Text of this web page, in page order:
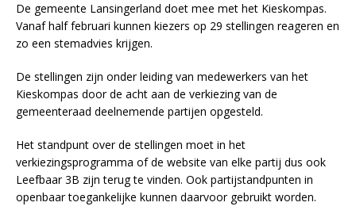
De gemeente Lansingerland doet mee met het Kieskompas.
Vanaf half februari kunnen kiezers op 29 stellingen reageren en
zo een stemadvies krijgen.
De stellingen zijn onder leiding van medewerkers van het
Kieskompas door de acht aan de verkiezing van de
gemeenteraad deelnemende partijen opgesteld.
Het standpunt over de stellingen moet in het
verkiezingsprogramma of de website van elke partij dus ook
Leefbaar 3B zijn terug te vinden. Ook partijstandpunten in
openbaar toegankelijke kunnen daarvoor gebruikt worden.